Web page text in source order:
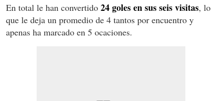
En total le han convertido 24 goles en sus seis visitas, lo
que le deja un promedio de 4 tantos por encuentro y
apenas ha marcado en 5 ocaciones.